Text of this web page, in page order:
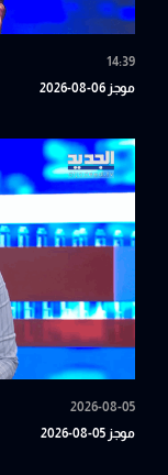
14:39
موجز 06-08-2026
2026-08-05
موجز 05-08-2026